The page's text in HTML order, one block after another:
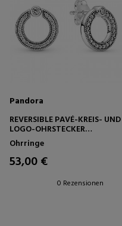
Pandora
REVERSIBLE PAVÉ-KREIS- UND
LOGO-OHRSTECKER
299486C01
Ohrringe
53,00 €
0 Rezensionen